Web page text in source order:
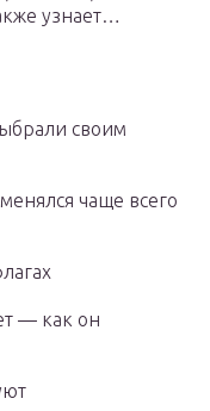
узнает…
своим
чаще всего
— как он